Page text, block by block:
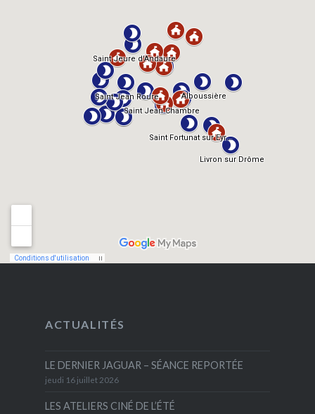
ACTUALITÉS
LE DERNIER JAGUAR – SÉANCE REPORTÉE
jeudi 16 juillet 2026
LES ATELIERS CINÉ DE L’ÉTÉ